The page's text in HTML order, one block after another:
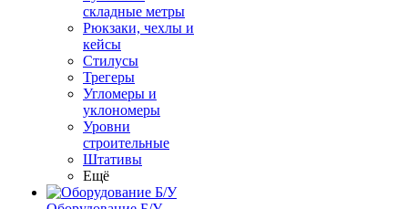
складные метры
Рюкзаки, чехлы и
кейсы
Стилусы
Трегеры
Угломеры и
уклономеры
Уровни
строительные
Штативы
Ещё